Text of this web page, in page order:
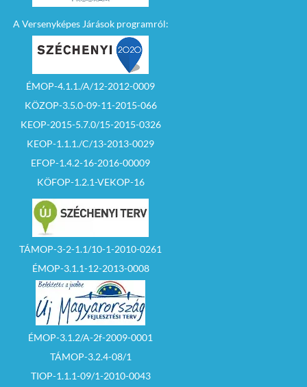
A Versenyképes Járások programról:
ÉMOP-4.1.1./A/12-2012-0009
KÖZOP-3.5.0-09-11-2015-066
KEOP-2015-5.7.0/15-2015-0326
KEOP-1.1.1./C/13-2013-0029
EFOP-1.4.2-16-2016-00009
KÖFOP-1.2.1-VEKOP-16
TÁMOP-3-2-1.1/10-1-2010-0261
ÉMOP-3.1.1-12-2013-0008
ÉMOP-3.1.2/A-2f-2009-0001
TÁMOP-3.2.4-08/1
TIOP-1.1.1-09/1-2010-0043